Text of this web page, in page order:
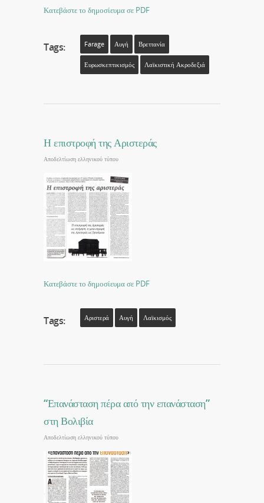
Κατεβάστε το δημοσίευμα σε PDF
Tags: Farage Αυγή Βρεττανία
Ευρωσκεπτικισμός Λαϊκιστική Ακροδεξιά
Η επιστροφή της Αριστεράς
Αποδελτίωση ελληνικού τύπου
Κατεβάστε το δημοσίευμα σε PDF
Tags: Αριστερά Αυγή Λαϊκισμός
“Επανάσταση πέρα από την επανάσταση”
στη Βολιβία
Αποδελτίωση ελληνικού τύπου